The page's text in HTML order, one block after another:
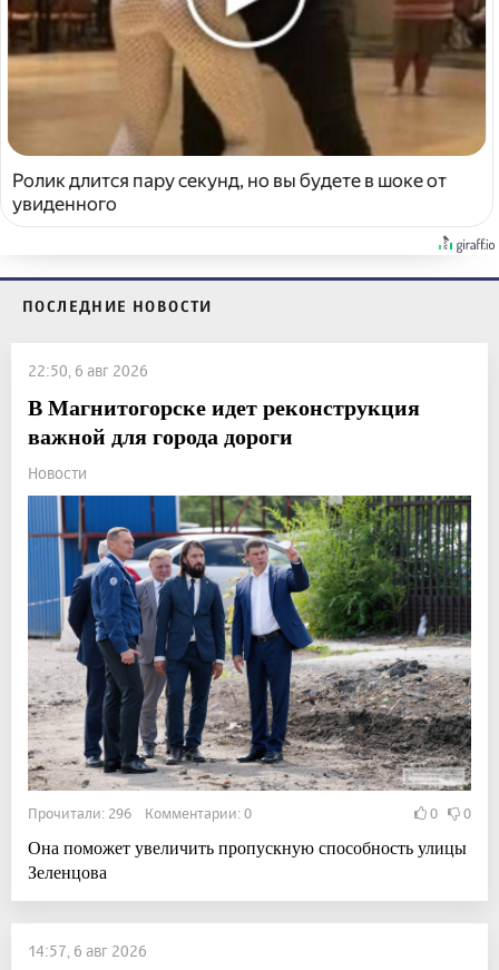
Ролик длится пару секунд, но вы будете в шоке от
увиденного
ПОСЛЕДНИЕ НОВОСТИ
22:50, 6 авг 2026
В Магнитогорске идет реконструкция
важной для города дороги
Новости
Прочитали: 296 Комментарии: 0 0 0
Она поможет увеличить пропускную способность улицы
Зеленцова
14:57, 6 авг 2026